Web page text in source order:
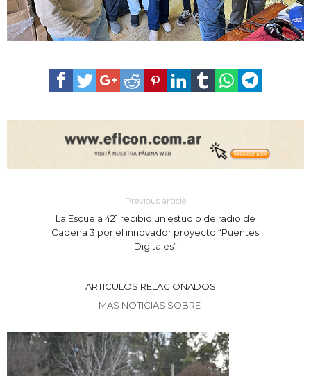
Previous article
La Escuela 421 recibió un estudio de radio de
Cadena 3 por el innovador proyecto “Puentes
Digitales”
ARTICULOS RELACIONADOS
MAS NOTICIAS SOBRE